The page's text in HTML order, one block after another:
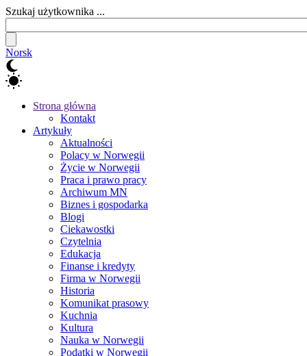
Szukaj użytkownika ...
Norsk
Strona główna
Kontakt
Artykuły
Aktualności
Polacy w Norwegii
Życie w Norwegii
Praca i prawo pracy
Archiwum MN
Biznes i gospodarka
Blogi
Ciekawostki
Czytelnia
Edukacja
Finanse i kredyty
Firma w Norwegii
Historia
Komunikat prasowy
Kuchnia
Kultura
Nauka w Norwegii
Podatki w Norwegii